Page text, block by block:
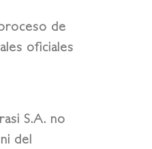
de
oficiales
S.A. no
del